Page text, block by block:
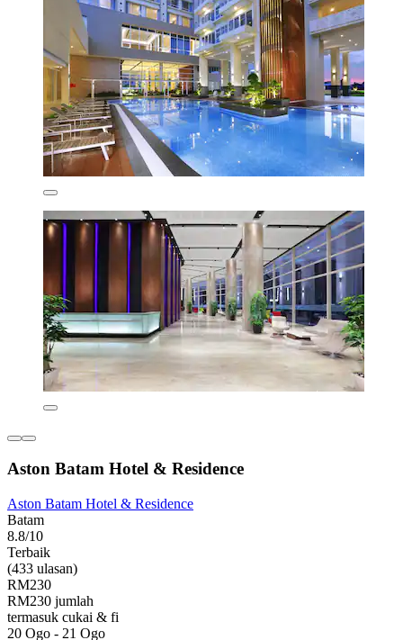
Aston Batam Hotel & Residence
Aston Batam Hotel & Residence
Batam
8.8/10
Terbaik
(433 ulasan)
RM230
RM230 jumlah
termasuk cukai & fi
20 Ogo - 21 Ogo